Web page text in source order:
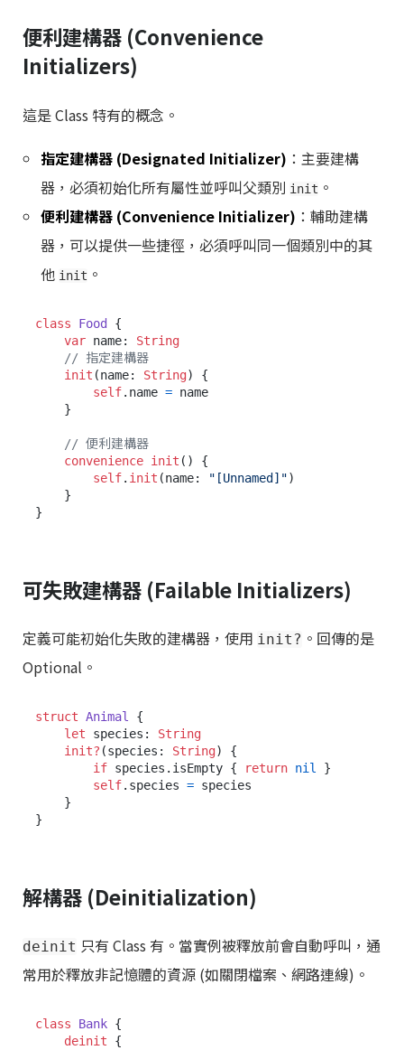
便利建構器 (Convenience
Initializers)
這是 Class 特有的概念。
指定建構器 (Designated Initializer) ：主要建構
器，必須初始化所有屬性並呼叫父類別 init 。
便利建構器 (Convenience Initializer) ：輔助建構
器，可以提供一些捷徑，必須呼叫同一個類別中的其
他 init 。
class Food
{
var name: String
// 指定建構器
init (name: String) {
self.name = name
// 便利建構器
convenience init () {
self. init (name: "[Unnamed]")
可失敗建構器 (Failable Initializers)
定義可能初始化失敗的建構器，使用 init? 。回傳的是
Optional。
struct Animal
{
let species: String
init? (species : String) {
if species.isEmpty { return nil
}
self.species = species
解構器 (Deinitialization)
deinit 只有 Class 有。當實例被釋放前會自動呼叫，通
常用於釋放非記憶體的資源 (如關閉檔案、網路連線)。
class Bank {
deinit {